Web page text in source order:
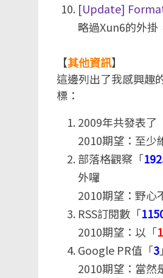
[Update]
略過Xun6的外掛
【其他資訊】
這邊列出了我感興趣
標：
2009年共發表了
2010期望：至少
部落格觀察「
外囉
2010期望：野心
RSS訂閱數「
2010期望：以「
Google PR值「3
2010期望：當然